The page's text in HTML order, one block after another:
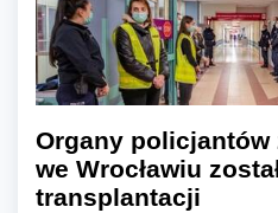
Organy policjantów
we Wrocławiu
transplantacji